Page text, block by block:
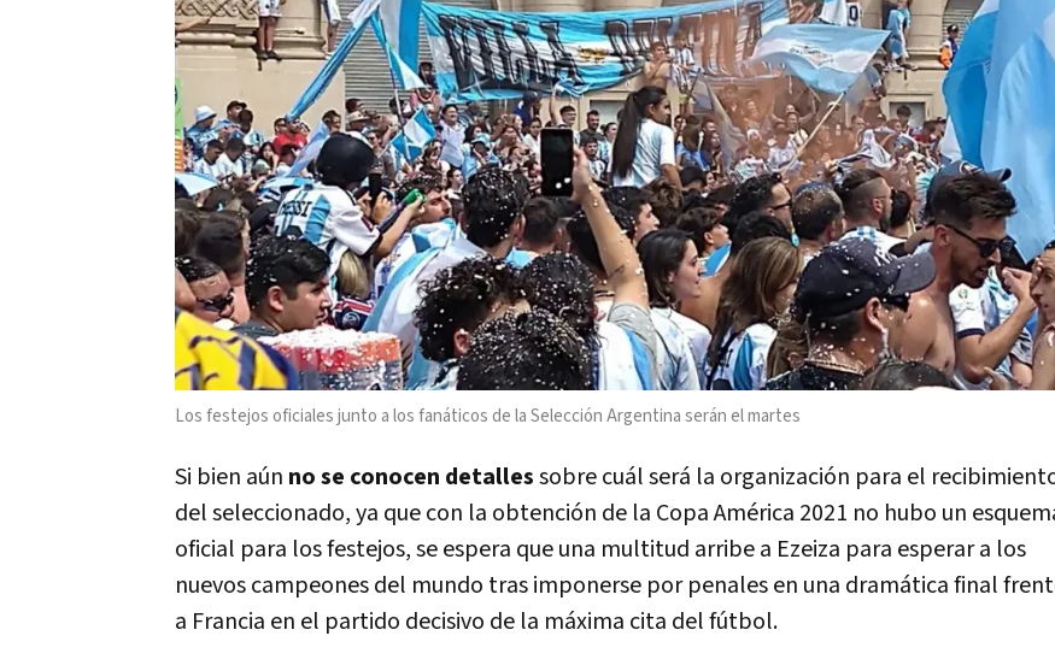
Los festejos oficiales junto a los fanáticos de la Selección Argentina serán el martes
Si bien aún no se conocen detallessobre cuál será la organización para el
del seleccionado, ya que con la obtención de la Copa América 2021 no hubo un
oficial para los festejos, se espera que una multitud arribe a Ezeiza para esperar a los
nuevos campeones del mundo tras imponerse por penales en una dramática final
a Francia en el partido decisivo de la máxima cita del fútbol.